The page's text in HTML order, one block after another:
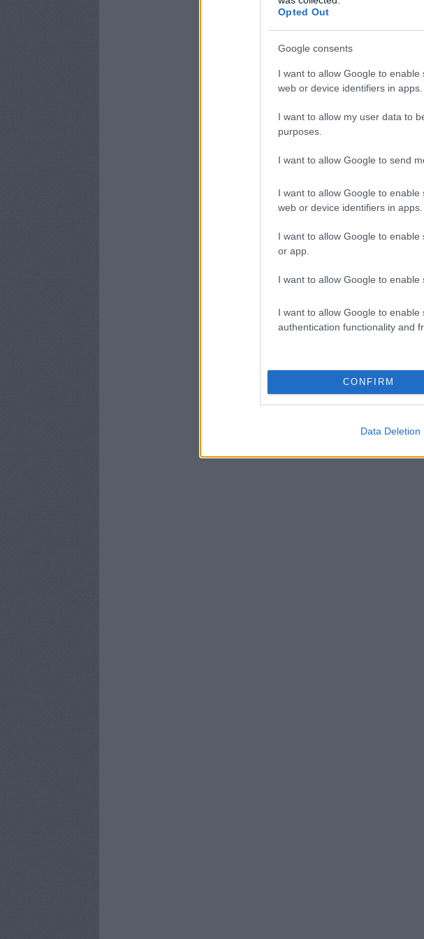
Opted Out
Google consents
I want to allow Google to
web or device identifiers in apps.
I want to allow my user data to
purposes.
I want to allow Google to send
I want to allow Google to
web or device identifiers in apps.
I want to allow Google to
or app.
I want to allow Google to enable
I want to allow Google to
authentication functionality and
CONFIRM
Data Deletion